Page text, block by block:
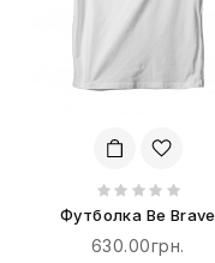
Футболка Be Brave
630.00грн.